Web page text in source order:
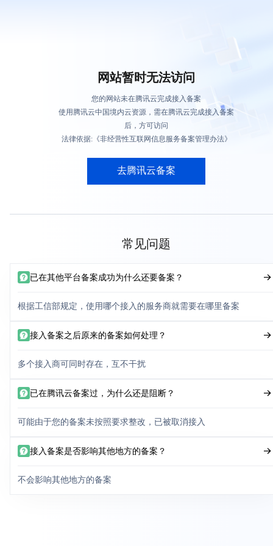
网站暂时无法访问
您的网站未在腾讯云完成接入备案
使用腾讯云中国境内云资源，需在腾讯云完成接入备案
后，方可访问
法律依据:《非经营性互联网信息服务备案管理办法》
去腾讯云备案
常见问题
已在其他平台备案成功为什么还要备案？
根据工信部规定，使用哪个接入的服务商就需要在哪里备案
接入备案之后原来的备案如何处理？
多个接入商可同时存在，互不干扰
已在腾讯云备案过，为什么还是阻断？
可能由于您的备案未按照要求整改，已被取消接入
接入备案是否影响其他地方的备案？
不会影响其他地方的备案